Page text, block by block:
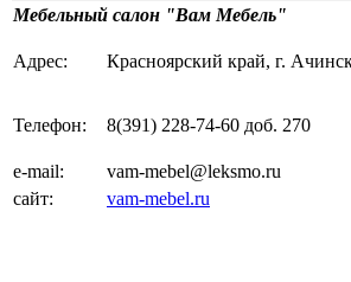
Мебельный салон "Вам Мебель"
Адрес: Красноярский край, г.
Телефон: 8(391) 228-74-60 доб. 270
e-mail:
vam-mebel@leksmo.ru
сайт:
vam-mebel.ru